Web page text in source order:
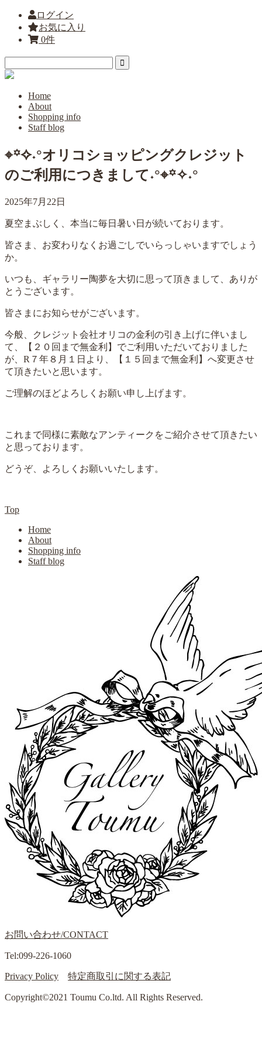
ログイン
お気に入り
0件
Home
About
Shopping info
Staff blog
⌖꙳✧˖°オリコショッピングクレジット
のご利用につきまして˖°⌖꙳✧˖°
2025年7月22日
夏空まぶしく、本当に毎日暑い日が続いております。
皆さま、お変わりなくお過ごしでいらっしゃいますでしょう
か。
いつも、ギャラリー陶夢を大切に思って頂きまして、ありが
とうございます。
皆さまにお知らせがございます。
今般、クレジット会社オリコの金利の引き上げに伴いまし
て、【２０回まで無金利】でご利用いただいておりました
が、R７年８月１日より、【１５回まで無金利】へ変更させ
て頂きたいと思います。
ご理解のほどよろしくお願い申し上げます。
これまで同様に素敵なアンティークをご紹介させて頂きたい
と思っております。
どうぞ、よろしくお願いいたします。
Top
Home
About
Shopping info
Staff blog
お問い合わせ/CONTACT
Tel:099-226-1060
Privacy Policy 特定商取引に関する表記
Copyright©2021 Toumu Co.ltd. All Rights Reserved.